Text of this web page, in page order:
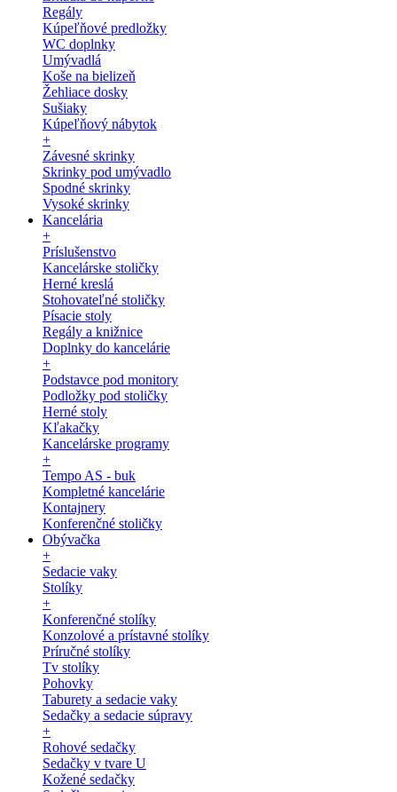
Regály
Kúpeľňové predložky
WC doplnky
Umývadlá
Koše na bielizeň
Žehliace dosky
Sušiaky
Kúpeľňový nábytok
+
Závesné skrinky
Skrinky pod umývadlo
Spodné skrinky
Vysoké skrinky
Kancelária
+
Príslušenstvo
Kancelárske stoličky
Herné kreslá
Stohovateľné stoličky
Písacie stoly
Regály a knižnice
Doplnky do kancelárie
+
Podstavce pod monitory
Podložky pod stoličky
Herné stoly
Kľakačky
Kancelárske programy
+
Tempo AS - buk
Kompletné kancelárie
Kontajnery
Konferenčné stoličky
Obývačka
+
Sedacie vaky
Stolíky
+
Konferenčné stolíky
Konzolové a prístavné stolíky
Príručné stolíky
Tv stolíky
Pohovky
Taburety a sedacie vaky
Sedačky a sedacie súpravy
+
Rohové sedačky
Sedačky v tvare U
Kožené sedačky